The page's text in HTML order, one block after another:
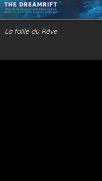
La faille du Rêve